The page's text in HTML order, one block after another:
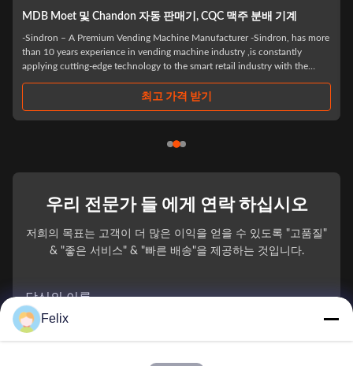
자동 판매기, CQC 맥주 분배 기계
Machine Manufacturer -Sindron, has more
vending machine industry ,is constantly
to the smart retail industry with the
반 도난 맥주 와인 판매 기
TOP sale glass bottle alcohol
touch screen vending machine
Manufacturer -Sindron, has
우리 전문가 들 에게 연락 하십시오
저희의 목표는 고객이 더 많은 이익을 얻을 수 있도록 "고품질"
& "좋은 서비스" & "빠른 배송"을 제공하는 것입니다.
당신의 이름
전화 번호
Felix